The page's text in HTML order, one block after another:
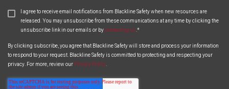
I agree to receive email notifications from Blackline Safety when new resources are
released. You may unsubscribe from these communications at any time by clicking the
unsubscribe link in our emails or bycontacting us.*
By clicking subscribe, you agree that Blackline Safety will store and process your information
to respond to your request. Blackline Safety is committed to protecting and respecting your
privacy. For more, review our Privacy Policy.